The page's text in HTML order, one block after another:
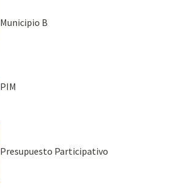
Municipio B
PIM
Presupuesto Participativo